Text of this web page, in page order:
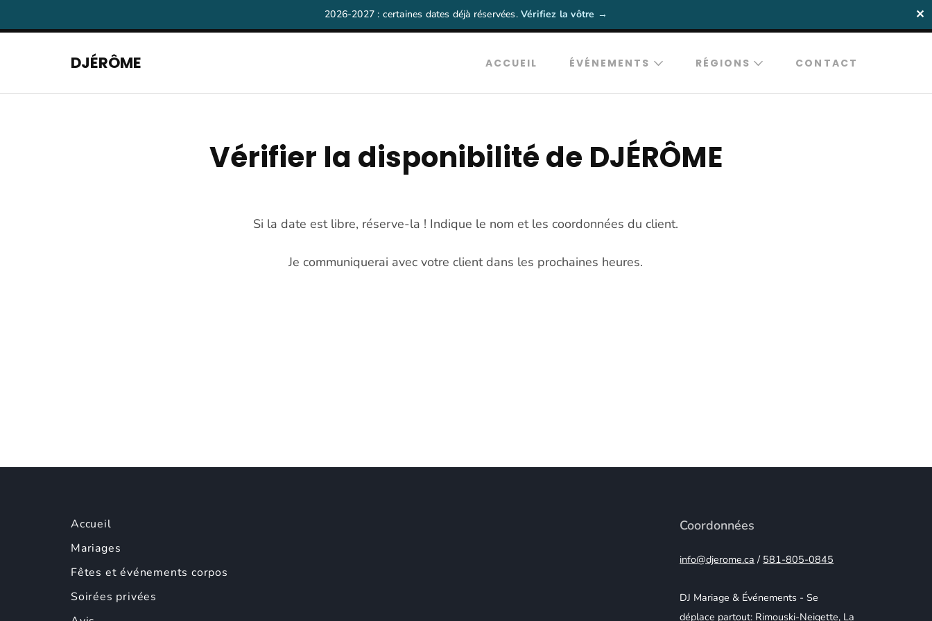
2026-2027 : certaines dates déjà réservées. Vérifiez la vôtre → ✕
au
DJÉRÔME ACCUEIL ÉVÉNEMENTS RÉGIONS CONTACT
Vérifier la disponibilité de DJÉRÔME
Si la date est libre, réserve-la ! Indique le nom et les coordonnées du client.
Je communiquerai avec votre client dans les prochaines heures.
Accueil
Mariages
Fêtes et événements corpos
Soirées privées
Coordonnées
info@djerome.ca / 581-805-0845
DJ Mariage & Événements - Se
déplace partout: Rimouski-Neigette, La